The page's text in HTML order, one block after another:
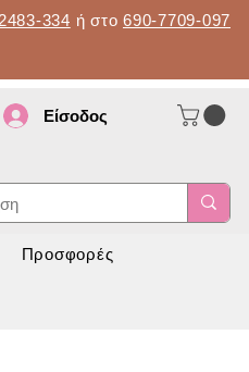
334 ή στο 690-7709-097
Είσοδος
Προσφορές